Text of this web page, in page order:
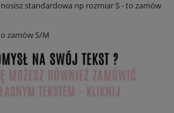
standardowa np rozmiar S - to zamów
zamów S/M